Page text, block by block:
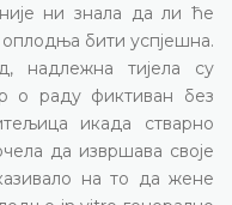
ни знала да ли ће
бити успјешна.
надлежна тијела су
о раду фиктиван без
икада стварно
да извршава своје
на то да жене